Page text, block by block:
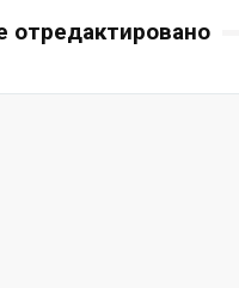
отредактировано